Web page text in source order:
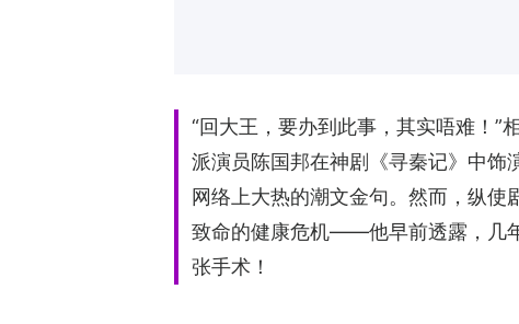
“回大王，要办到此事，其实唔难！”
派演员陈国邦在神剧《寻秦记》中饰
网络上大热的潮文金句。然而，纵
致命的健康危机——他早前透露，几
张手术！